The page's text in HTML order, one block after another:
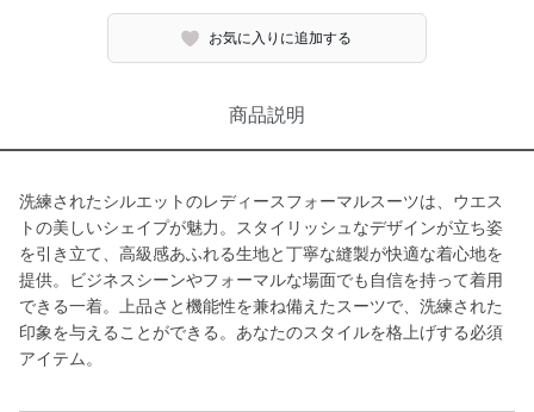
お気に入りに追加する
商品説明
洗練されたシルエットのレディースフォーマルスーツは、ウエス
トの美しいシェイプが魅力。スタイリッシュなデザインが立ち姿
を引き立て、高級感あふれる生地と丁寧な縫製が快適な着心地を
提供。ビジネスシーンやフォーマルな場面でも自信を持って着用
できる一着。上品さと機能性を兼ね備えたスーツで、洗練された
印象を与えることができる。あなたのスタイルを格上げする必須
アイテム。